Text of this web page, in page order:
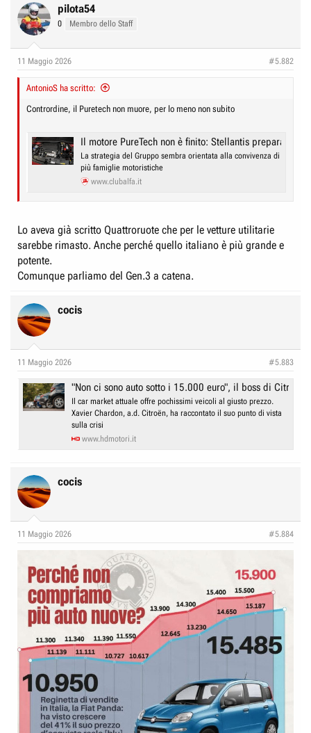
c
t
i
s
pilota54
0 Membro dello Staff
11 Maggio 2026 #5.882
AntonioS ha scritto:
Contrordine, il Puretech non muore, per lo meno non subito
Il motore PureTech non è finito: Stellantis prepara una
La strategia del Gruppo sembra orientata alla convivenza di
più famiglie motoristiche
www.clubalfa.it
Lo aveva già scritto Quattroruote che per le vetture utilitarie
sarebbe rimasto. Anche perché quello italiano è più grande e
potente.
Comunque parliamo del Gen.3 a catena.
cocis
11 Maggio 2026 #5.883
"Non ci sono auto sotto i 15.000 euro", il boss di
Il car market attuale offre pochissimi veicoli al giusto prezzo.
Xavier Chardon, a.d. Citroën, ha raccontato il suo punto di vista
sulla crisi
www.hdmotori.it
cocis
11 Maggio 2026 #5.884